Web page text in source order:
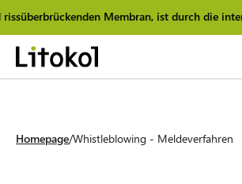
Membran, ist durch die
Homepage Whistleblowing - Meldeverfahren